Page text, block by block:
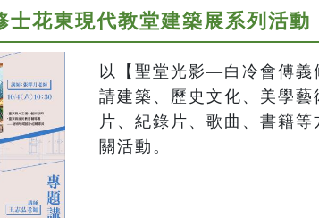
士花東現代教堂建築展系列活動
以【聖堂光影—白冷會傅義
請建築、歷史文化、美學
片、紀錄片、歌曲、書籍
關活動。